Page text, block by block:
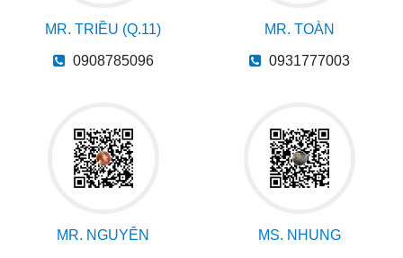
MR. TRIỀU (Q.11)
0908785096
MR. TOÀN
0931777003
MR. NGUYÊN MS. NHUNG